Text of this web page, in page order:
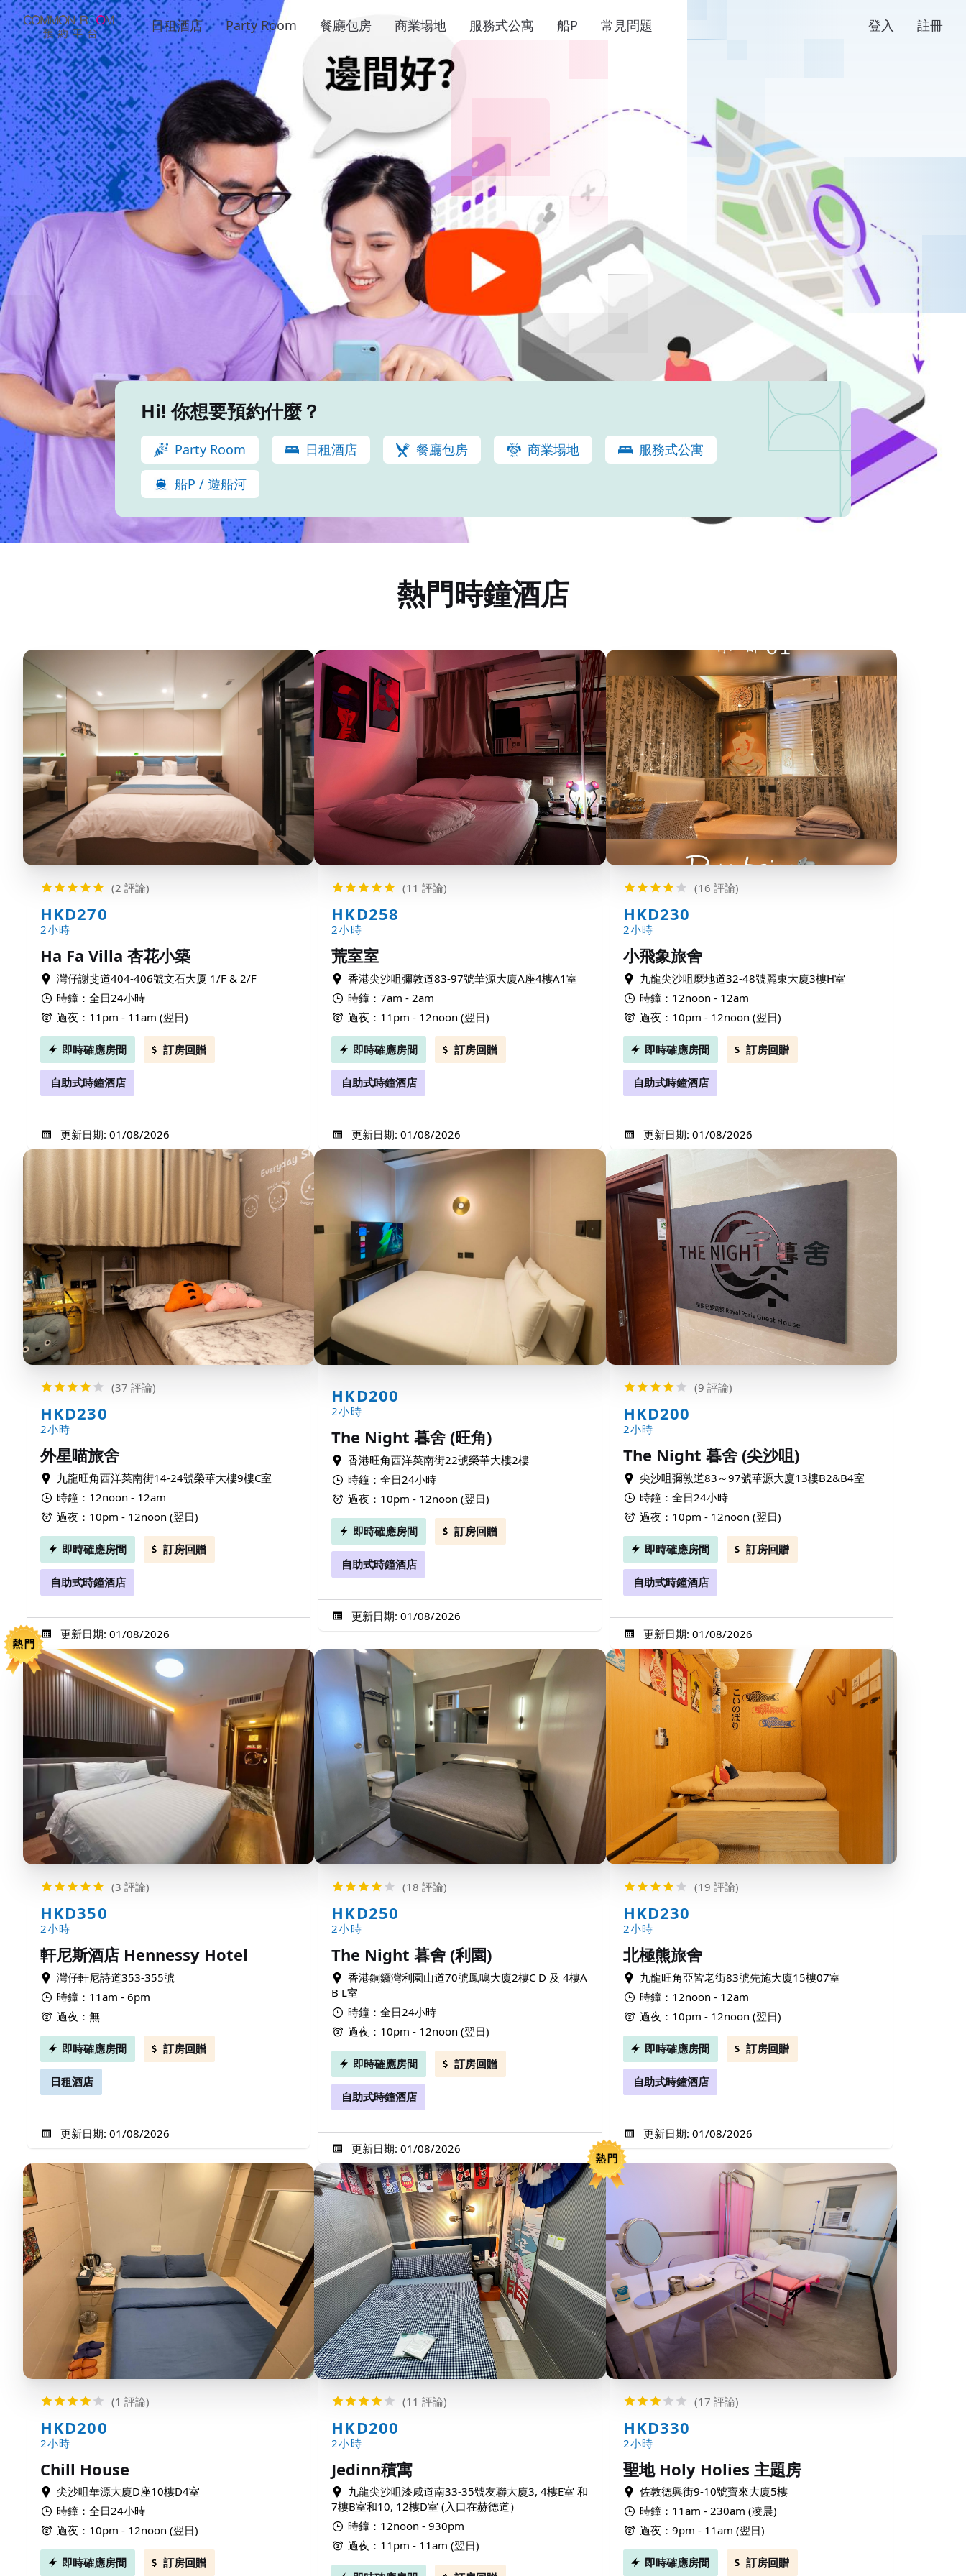
日租酒店 Party Room 餐廳包房 商業場地 服務式公寓 船P 常見問題 登入 註冊
時鐘酒店 & Partyroom
香港
No.1
優質 場地預約平台
讓你尋找, 預約及評價香港的時鐘酒店，Party Room，日租酒店，餐廳包房，
商業場地，服務式公寓，船P 等等！
預訂日期: 預訂時間:
搜尋時租酒店
Hi! 你想要預約什麼？
Party Room 日租酒店 餐廳包房 商業場地
服務式公寓
船P / 遊船河
熱門時鐘酒店
(2 評論)
HKD270
2小時
Ha Fa Villa 杏花小築
灣仔謝斐道404-406號文石大厦 1/F & 2/F
時鐘：全日24小時
過夜：11pm - 11am (翌日)
即時確應房間 訂房回贈
自助式時鐘酒店
更新日期: 01/08/2026
(11 評論)
HKD258
2小時
荒室室
香港尖沙咀彌敦道83-97號華源大廈A座4樓A1室
時鐘：7am - 2am
過夜：11pm - 12noon (翌日)
即時確應房間 訂房回贈
自助式時鐘酒店
更新日期: 01/08/2026
(16 評論)
HKD230
2小時
小飛象旅舍
九龍尖沙咀麼地道32-48號麗東大廈3樓H室
時鐘：12noon - 12am
過夜：10pm - 12noon (翌日)
即時確應房間 訂房回贈
自助式時鐘酒店
更新日期: 01/08/2026
(37 評論)
HKD230
2小時
外星喵旅舍
九龍旺角西洋菜南街14-24號榮華大樓9樓C室
時鐘：12noon - 12am
過夜：10pm - 12noon (翌日)
即時確應房間 訂房回贈
自助式時鐘酒店
更新日期: 01/08/2026
HKD200
2小時
The Night 暮舍 (旺角)
香港旺角西洋菜南街22號榮華大樓2樓
時鐘：全日24小時
過夜：10pm - 12noon (翌日)
即時確應房間 訂房回贈
自助式時鐘酒店
更新日期: 01/08/2026
(9 評論)
HKD200
2小時
The Night 暮舍 (尖沙咀)
尖沙咀彌敦道83～97號華源大廈13樓B2&B4室
時鐘：全日24小時
過夜：10pm - 12noon (翌日)
即時確應房間 訂房回贈
自助式時鐘酒店
更新日期: 01/08/2026
(3 評論)
HKD350
2小時
軒尼斯酒店 Hennessy Hotel
灣仔軒尼詩道353-355號
時鐘：11am - 6pm
過夜：無
即時確應房間 訂房回贈
日租酒店
更新日期: 01/08/2026
(18 評論)
HKD250
2小時
The Night 暮舍 (利園)
香港銅鑼灣利園山道70號鳳鳴大廈2樓C D 及 4樓A
B L室
時鐘：全日24小時
過夜：10pm - 12noon (翌日)
即時確應房間 訂房回贈
自助式時鐘酒店
更新日期: 01/08/2026
(19 評論)
HKD230
2小時
北極熊旅舍
九龍旺角亞皆老街83號先施大廈15樓07室
時鐘：12noon - 12am
過夜：10pm - 12noon (翌日)
即時確應房間 訂房回贈
自助式時鐘酒店
更新日期: 01/08/2026
(1 評論)
HKD200
2小時
Chill House
尖沙咀華源大廈D座10樓D4室
時鐘：全日24小時
過夜：10pm - 12noon (翌日)
即時確應房間 訂房回贈
(11 評論)
HKD200
2小時
Jedinn積寓
九龍尖沙咀漆咸道南33-35號友聯大廈3, 4樓E室 和
7樓B室和10, 12樓D室 (入口在赫德道）
時鐘：12noon - 930pm
過夜：11pm - 11am (翌日)
(17 評論)
HKD330
2小時
聖地 Holy Holies 主題房
佐敦德興街9-10號寶來大廈5樓
時鐘：11am - 230am (凌晨)
過夜：9pm - 11am (翌日)
即時確應房間 訂房回贈